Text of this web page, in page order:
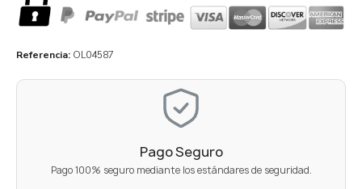
Referencia OL04587
Pago Seguro
Pago 100% seguro mediante los estándares de seguridad.